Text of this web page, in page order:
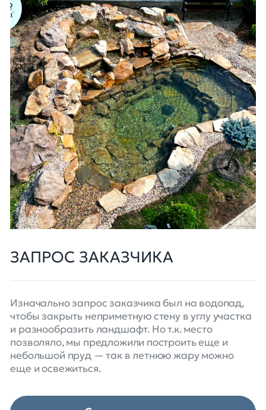
ЗАПРОС ЗАКАЗЧИКА
Изначально запрос заказчика был на водопад,
чтобы закрыть неприметную стену в углу участка
и разнообразить ландшафт. Но т.к. место
позволяло, мы предложили построить еще и
небольшой пруд — так в летнюю жару можно
еще и освежиться.